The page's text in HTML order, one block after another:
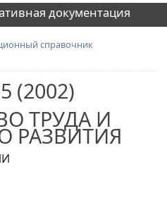
документация
справочник
(2002)
ТРУДА И
РАЗВИТИЯ